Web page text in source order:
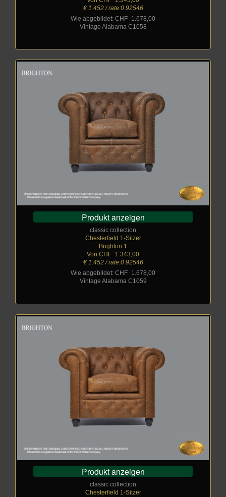
€ 1.452 / rate:0.92546
Wie abgebildet: CHF
1.678,00
Vintage Alabama C1058
Produkt anzeigen
classic collection
Chesterfield 1-Sitzer
Brighton 1
Von CHF
1.343,00
€ 1.452 / rate:0.92546
Wie abgebildet: CHF
1.678,00
Vintage Alabama C1059
Produkt anzeigen
classic collection
Chesterfield 1-Sitzer